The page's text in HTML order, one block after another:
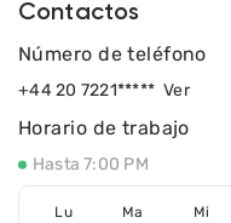
Contactos
Horario de trabajo
Hasta 7:00 PM
Lu
Ma
Mi
Número de teléfono
+44 20 7221***** Ver